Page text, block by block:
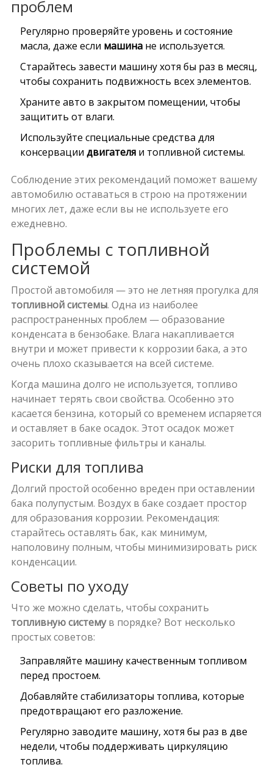
проблем
Регулярно проверяйте уровень и состояние
масла, даже если машинане используется.
Старайтесь завести машину хотя бы раз в месяц,
чтобы сохранить подвижность всех элементов.
Храните авто в закрытом помещении, чтобы
защитить от влаги.
Используйте специальные средства для
консервации двигателяи топливной системы.
Соблюдение этих рекомендаций поможет вашему
автомобилю оставаться в строю на протяжении
многих лет, даже если вы не используете его
ежедневно.
Проблемы с топливной
системой
Простой автомобиля — это не летняя прогулка для
топливной системы. Одна из наиболее
распространенных проблем — образование
конденсата в бензобаке. Влага накапливается
внутри и может привести к коррозии бака, а это
очень плохо сказывается на всей системе.
Когда машина долго не используется, топливо
начинает терять свои свойства. Особенно это
касается бензина, который со временем испаряется
и оставляет в баке осадок. Этот осадок может
засорить топливные фильтры и каналы.
Риски для топлива
Долгий простой особенно вреден при оставлении
бака полупустым. Воздух в баке создает простор
для образования коррозии. Рекомендация:
старайтесь оставлять бак, как минимум,
наполовину полным, чтобы минимизировать риск
конденсации.
Советы по уходу
Что же можно сделать, чтобы сохранить
топливную системув порядке? Вот несколько
простых советов:
Заправляйте машину качественным топливом
перед простоем.
Добавляйте стабилизаторы топлива, которые
предотвращают его разложение.
Регулярно заводите машину, хотя бы раз в две
недели, чтобы поддерживать циркуляцию
топлива.